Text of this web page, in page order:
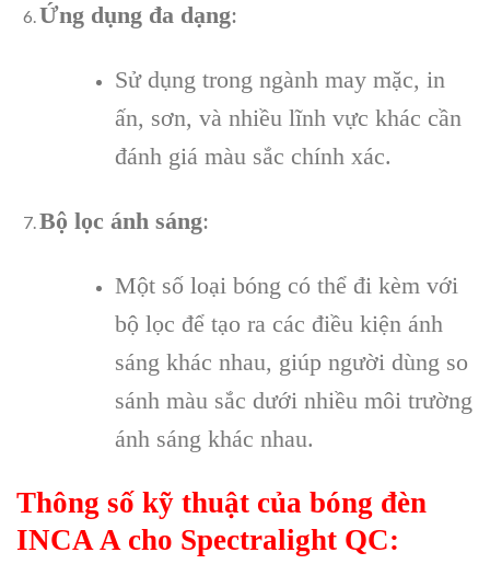
Ứng dụng đa dạng:
Sử dụng trong ngành may mặc, in
ấn, sơn, và nhiều lĩnh vực khác cần
đánh giá màu sắc chính xác.
Bộ lọc ánh sáng:
Một số loại bóng có thể đi kèm với
bộ lọc để tạo ra các điều kiện ánh
sáng khác nhau, giúp người dùng so
sánh màu sắc dưới nhiều môi trường
ánh sáng khác nhau.
Thông số kỹ thuật của bóng đèn
INCA A cho Spectralight QC: